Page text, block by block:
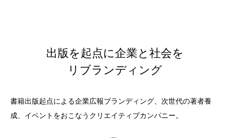
出版を起点に企業と社会を
リブランディング
書籍出版起点による企業広報ブランディング、次世代の著者養
成、イベントをおこなうクリエイティブカンパニー。